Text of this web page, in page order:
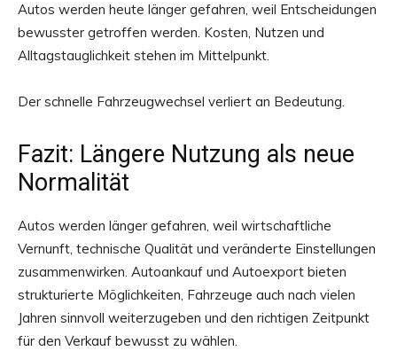
Autos werden heute länger gefahren, weil Entscheidungen
bewusster getroffen werden. Kosten, Nutzen und
Alltagstauglichkeit stehen im Mittelpunkt.
Der schnelle Fahrzeugwechsel verliert an Bedeutung.
Fazit: Längere Nutzung als neue
Normalität
Autos werden länger gefahren, weil wirtschaftliche
Vernunft, technische Qualität und veränderte Einstellungen
zusammenwirken. Autoankauf und Autoexport bieten
strukturierte Möglichkeiten, Fahrzeuge auch nach vielen
Jahren sinnvoll weiterzugeben und den richtigen Zeitpunkt
für den Verkauf bewusst zu wählen.